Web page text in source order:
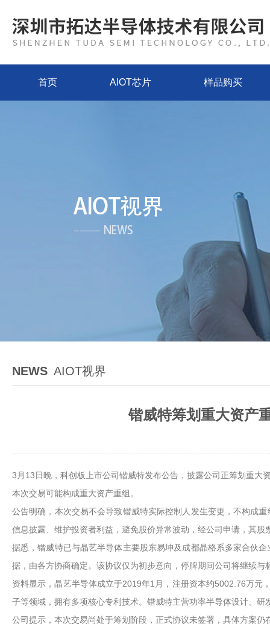
首页 AIOT芯片 样品购买
NEWS AIOT视界
锴威特筹划重大资产
3月13日晚，科创板上市公司锴威特发布公告，披露公司正筹划重
本次交易可能构成重大资产重组。
公告明确，本次交易不会导致锴威特实际控制人发生变更，不构成
信息披露、维护投资者利益，避免股价异常波动，经公司申请，其
据悉，锴威特已与晶艺半导体主要股东易坤及成都晶格系多家合伙
据，由各方协商确定。该协议仅为初步意向，停牌期间公司将继续
资料显示，晶艺半导体成立于2019年1月，注册资本约5002.76万元
子等领域，拥有多项核心专利技术。锴威特主营功率半导体设计、
公司提示，本次交易尚处于筹划阶段，正式协议未签署，具体方案